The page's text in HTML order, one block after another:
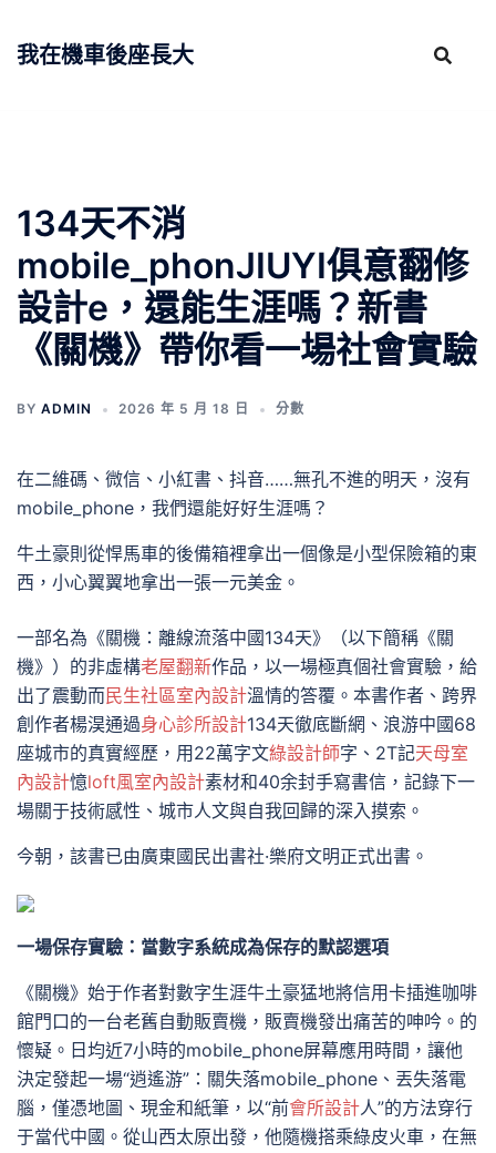
我在機車後座長大
134天不消
mobile_phonJIUYI俱意翻修
設計e，還能生涯嗎？新書
《關機》帶你看一場社會實驗
BY ADMIN 2026 年 5 月 18 日 分數
在二維碼、微信、小紅書、抖音……無孔不進的明天，沒有
mobile_phone，我們還能好好生涯嗎？
牛土豪則從悍馬車的後備箱裡拿出一個像是小型保險箱的東
西，小心翼翼地拿出一張一元美金。
一部名為《關機：離線流落中國134天》（以下簡稱《關
機》）的非虛構老屋翻新作品，以一場極真個社會實驗，給
出了震動而民生社區室內設計溫情的答覆。本書作者、跨界
創作者楊淏通過身心診所設計134天徹底斷網、浪游中國68
座城市的真實經歷，用22萬字文綠設計師字、2T記天母室
內設計憶loft風室內設計素材和40余封手寫書信，記錄下一
場關于技術感性、城市人文與自我回歸的深入摸索。
今朝，該書已由廣東國民出書社·樂府文明正式出書。
一場保存實驗：當數字系統成為保存的默認選項
《關機》始于作者對數字生涯牛土豪猛地將信用卡插進咖啡
館門口的一台老舊自動販賣機，販賣機發出痛苦的呻吟。的
懷疑。日均近7小時的mobile_phone屏幕應用時間，讓他
決定發起一場“逍遙游”：關失落mobile_phone、丟失落電
腦，僅憑地圖、現金和紙筆，以“前會所設計人”的方法穿行
于當代中國。從山西太原出發，他隨機搭乘綠皮火車，在無